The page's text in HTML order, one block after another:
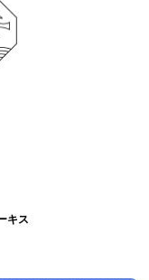
キス